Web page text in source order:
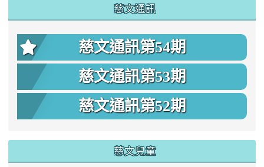
慈文通訊
慈文通訊第54期
慈文通訊第53期
慈文通訊第52期
慈文兒童